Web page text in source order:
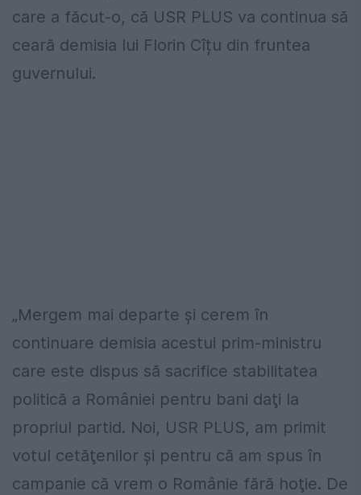
care a făcut-o, că USR PLUS va continua să
ceară demisia lui Florin Cîțu din fruntea
guvernului.
„Mergem mai departe şi cerem în
continuare demisia acestui prim-ministru
care este dispus să sacrifice stabilitatea
politică a României pentru bani daţi la
propriul partid. Noi, USR PLUS, am primit
votul cetăţenilor şi pentru că am spus în
campanie că vrem o Românie fără hoţie. De